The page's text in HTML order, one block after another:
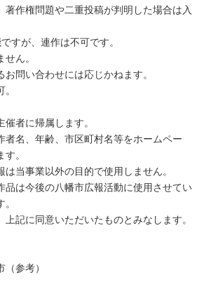
著作権問題や二重投稿が判明した場合は入
すが、連作は不可です。
せん。
お問い合わせには応じかねます。
催者に帰属します。
者名、年齢、市区町村名等をホームペー
。
は当事業以外の目的で使用しません。
品は今後の八幡市広報活動に使用させてい
上記に同意いただいたものとみなします。
参考）